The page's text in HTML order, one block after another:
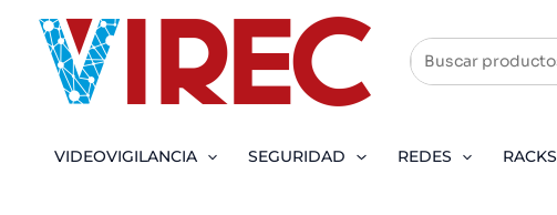
contenido
VIDEOVIGILANCIA SEGURIDAD REDES RACKS